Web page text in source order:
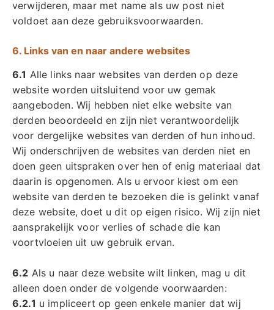
verwijderen, maar met name als uw post niet
voldoet aan deze gebruiksvoorwaarden.
6. Links van en naar andere websites
6.1 Alle links naar websites van derden op deze
website worden uitsluitend voor uw gemak
aangeboden. Wij hebben niet elke website van
derden beoordeeld en zijn niet verantwoordelijk
voor dergelijke websites van derden of hun inhoud.
Wij onderschrijven de websites van derden niet en
doen geen uitspraken over hen of enig materiaal dat
daarin is opgenomen. Als u ervoor kiest om een
website van derden te bezoeken die is gelinkt vanaf
deze website, doet u dit op eigen risico. Wij zijn niet
aansprakelijk voor verlies of schade die kan
voortvloeien uit uw gebruik ervan.
6.2 Als u naar deze website wilt linken, mag u dit
alleen doen onder de volgende voorwaarden:
6.2.1 u impliceert op geen enkele manier dat wij